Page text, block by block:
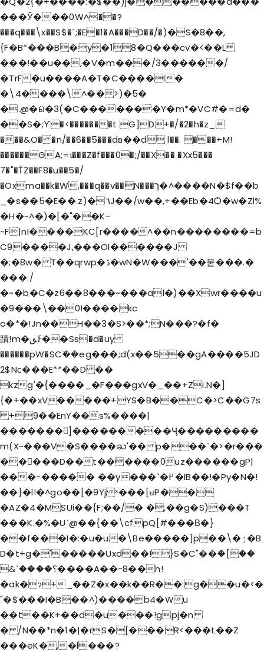
���Ӯ���0W^��?
���q���\x��S$�`;�E�1�A���D��/�)�S�8��,
{F�B*���B�y�18�Q���cv�<��L
���!��u��,�V�m���/3������/
�TrF�u����A�T�C����I�
�\4����\^��>)�5�
�.@�ӹ�3(�C�������Y�m*�VC#�=d�
��S�;ϒ�<�������t G]D+�/�2�h�z_
���&O� �n/��6��5���dв��d l��. ���+M!
������GA;=ɩ���Z�f���0�;/��X�� �Xx5���
7�"�ŤZ��F8�u��5�/
�Oxma��k�W,���q��v��N���ך�^����N�$f��b
_�s��5�E��.z)�٦J��/w��,+��Eb�4Ѻ�w�Zl%
�H�~^�)�[�"��K-
~F|nI����KC[r����^��n��������=b
C9����J,���OI������J
�;�8w� T��qrwp�ڎ�wN�W���'��뭍���.�
���:/
�~�bַ�C�z6��8���~���al�)��Xwr����u
�9���\��0!����kc
o�*�!Jn��H��3�S>��*;N���?�f�
蹟!m�ߓڧ��Ss�d�uy
������pW�SCܺ��eg���;d(x��5��gA����5JD
2$Nс���E**��D ��
kzg'�{����_�F���gxV�_��+Zi.N�]
{�+��xV�����+YS�B��C�>C��G7s
+9��EnY��s%����|
�������]���������Ҷ���������
m(X~���V�S����ႀ'�� p���`�>�r���
��􊣥���D��t������0uz������gP|
���-����� ��y���`�߂�IB��!�Py�N�!
��}�l!�^go��[�9Yj ˣ���[ꞟP��
�AZ�4�MSUi��{F;��/� �,��g�S)���T
���K.�%�U`@��{��\cfpQ[#���Β�}
��f���I�:�u�u�\Be�����]p��\�ۯ�B
D�t+g�'�����Uxd��!}S�C"��ަ�[��
&`����؟����A��-8��h!
�ak�ɂ+_��Z�x��k��R��:g��u�<�
"�$���I�B��^)����b4�Wu
��t��K+��d�u���!gpj�n
� /N��*n�1�|�rS�[���R<���t��Z
���eK�,�l���?